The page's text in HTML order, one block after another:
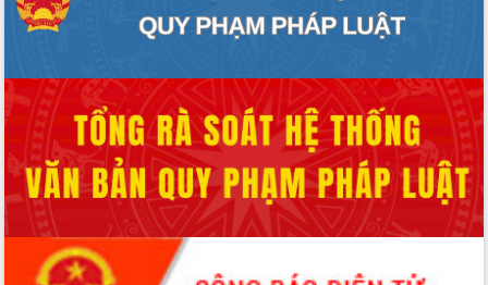
không gian tri thức trong thời đại số
Đánh giá, rút kinh nghiệm công tác tổ
Chương trình “Gặp gỡ hữu nghị –
Friendship Meeting New Year 2026”
Bầu cử Quốc hội và HĐND: Cử tri Đắk
Lắk gửi gắm niềm tin, kỳ vọng vào lá
phiếu
Đắk Lắk sẵn sàng các điều kiện cho
Ngày hội bầu cử đại biểu Quốc hội
khóa XVI và HĐND các cấp nhiệm kỳ
2026-2031